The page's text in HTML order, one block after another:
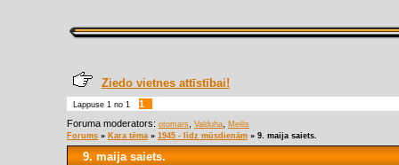
Ziedo vietnes attīstībai!
Lappuse 1 no 1
1
Foruma moderators: otomars Valduha
Meilis
Forums » Kara tēma » 1945 - līdz mūsdienām » 9. maija saiets.
9. maija saiets.